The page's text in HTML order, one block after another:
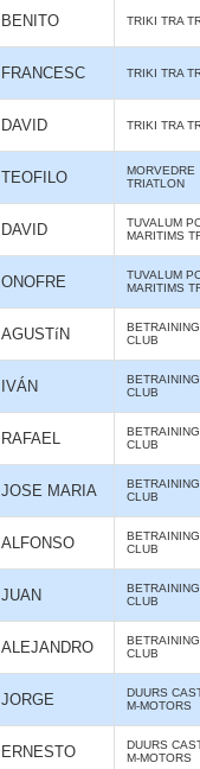
BENITO TRIKI TRA
FRANCESC TRIKI TRA
DAVID TRIKI TRA
TEOFILO
MORVEDRE
TRIATLON
DAVID
TUVALUM
MARITIMS
ONOFRE
TUVALUM
MARITIMS
AGUSTíN
CLUB
IVÁN
CLUB
RAFAEL
CLUB
JOSE MARIA
CLUB
ALFONSO
CLUB
JUAN
CLUB
ALEJANDRO
CLUB
JORGE
DUURS
M-MOTORS
ERNESTO
DUURS
M-MOTORS